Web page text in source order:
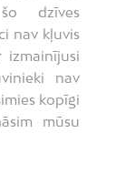
dzīves
nav kļuvis
izmainījusi
nav
kopīgi
mūsu